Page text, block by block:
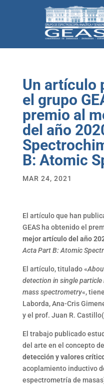
Un artículo
el grupo
premio al
del año
B: Atomic
MAR 24, 2021
El artículo que han
GEAS ha obtenido el
mejor artículo del año
Acta Part B: Atomic
El artículo, titulado «
detection in single
mass spectrometry«,
Laborda, Ana-Cris
y el prof. Juan R.
El trabajo publicado
del arte en el concepto
detección y valores
acoplamiento inductivo
espectrometría de